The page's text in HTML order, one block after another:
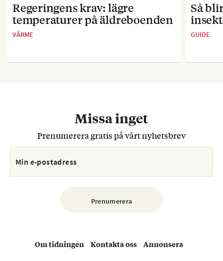
Regeringens krav: lägre
temperaturer på äldreboenden
VÄRME
Så
GUIDE
Missa inget
Prenumerera gratis på vårt nyhetsbrev
Om tidningen Kontakta oss Annonsera